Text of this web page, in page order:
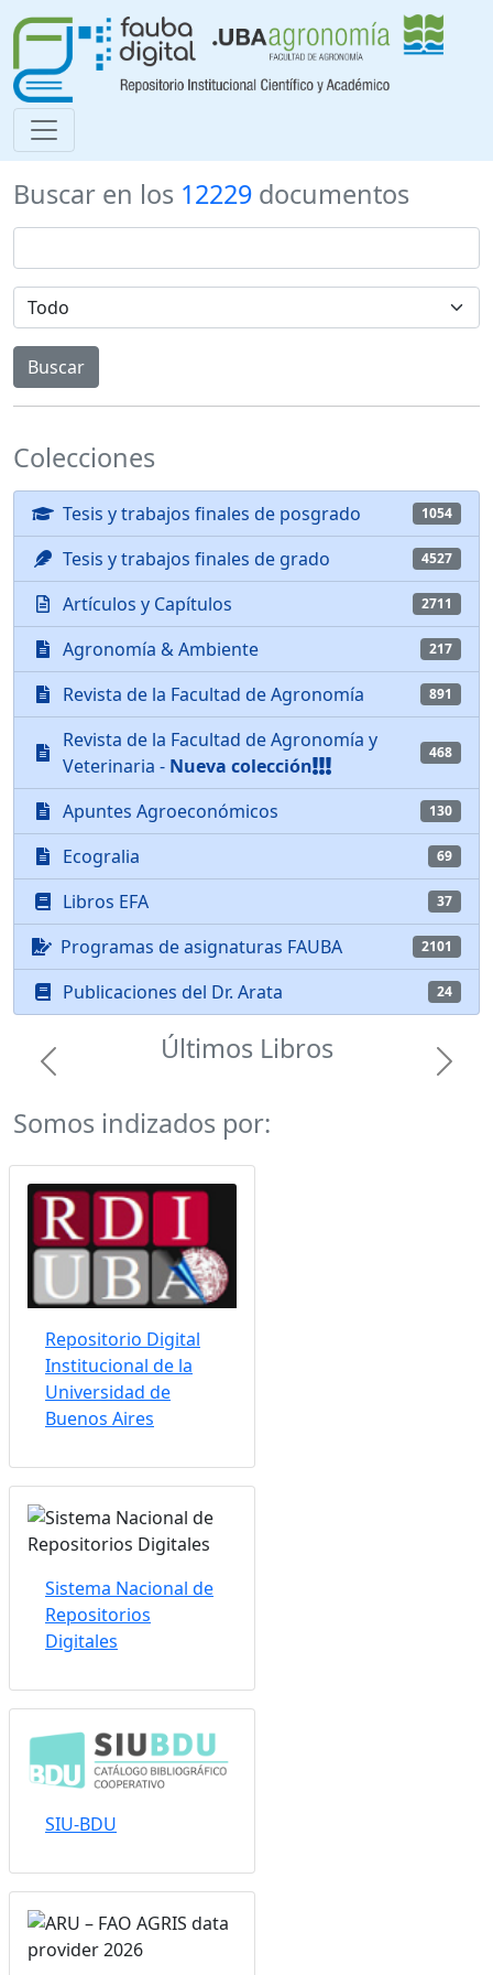
Buscar en los 12229 documentos
Colecciones
Tesis y trabajos finales de posgrado 1054
Tesis y trabajos finales de grado 4527
Artículos y Capítulos 2711
Agronomía & Ambiente 217
Revista de la Facultad de Agronomía 891
Revista de la Facultad de Agronomía y
Veterinaria - Nueva colección
468
Apuntes Agroeconómicos 130
Ecogralia 69
Libros EFA 37
Programas de asignaturas FAUBA 2101
Publicaciones del Dr. Arata 24
Últimos Libros
Previous Next
Somos indizados por:
Repositorio Digital
Institucional de la
Universidad de
Buenos Aires
Sistema Nacional de
Repositorios
Digitales
SIU-BDU